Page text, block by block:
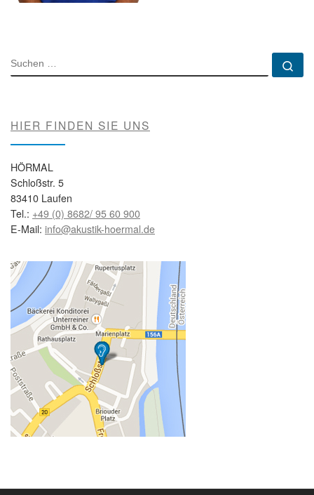
SUCHE
HIER FINDEN SIE UNS
HÖRMAL
Schloßstr. 5
83410 Laufen
Tel.: +49 (0) 8682/ 95 60 900
E-Mail: info@akustik-hoermal.de